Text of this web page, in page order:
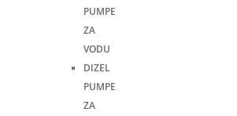
PUMPE
ZA
VODU
DIZEL
PUMPE
ZA